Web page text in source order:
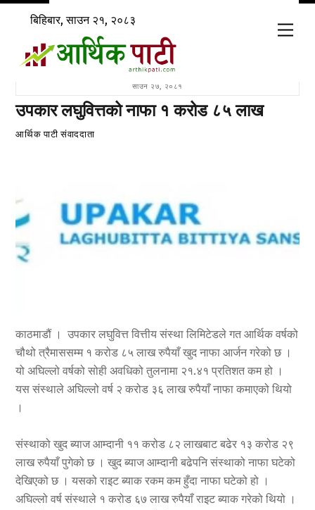
Skip
content
बिहिबार, साउन २१, २०८३
साउन २७, २०८१
उपकार लघुवित्तको नाफा १ करोड ८५ लाख
आर्थिक पाटी संवाददाता
काठमाडौं । उपकार लघुवित्त वित्तीय संस्था लिमिटेडले गत आर्थिक वर्षको
चौथो त्रैमाससम्म १ करोड ८५ लाख रुपैयाँ खुद नाफा आर्जन गरेको छ ।
यो अघिल्लो वर्षको सोही अवधिको तुलनामा २१.४१ प्रतिशत कम हो ।
यस संस्थाले अघिल्लो वर्ष २ करोड ३६ लाख रुपैयाँ नाफा कमाएको थियो
।
संस्थाको खुद ब्याज आम्दानी ११ करोड ८२ लाखबाट बढेर १३ करोड २९
लाख रुपैयाँ पुगेको छ । खुद ब्याज आम्दानी बढेपनि संस्थाको नाफा घटेको
देखिएको छ । यसको राइट ब्याक रकम कम हुँदा नाफा घटेको हो ।
अघिल्लो वर्ष संस्थाले १ करोड ६७ लाख रुपैयाँ राइट ब्याक गरेको थियो ।